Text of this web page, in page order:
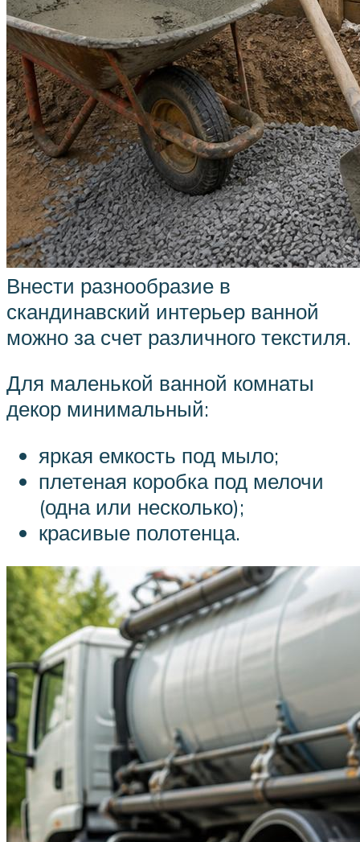
Внести разнообразие в
скандинавский интерьер ванной
можно за счет различного текстиля.
Для маленькой ванной комнаты
декор минимальный:
яркая емкость под мыло;
плетеная коробка под мелочи
(одна или несколько);
красивые полотенца.